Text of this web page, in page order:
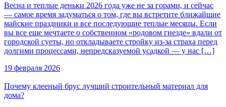
Весна и теплые деньки 2026 года уже не за горами, и сейчас
— самое время задуматься о том, где вы встретите ближайшие
майские праздники и все последующие теплые месяцы. Если
вы все еще мечтаете о собственном «родовом гнезде» вдали от
городской суеты, но откладываете стройку из-за страха перед
долгими процессами, непредсказуемой усадкой — у нас […]
19 февраля 2026
Почему клееный брус лучший строительный материал для
дома?